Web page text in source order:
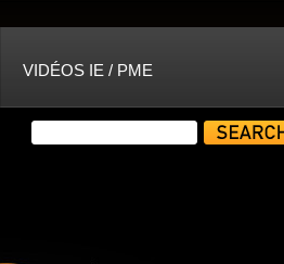
VIDÉOS IE / PME